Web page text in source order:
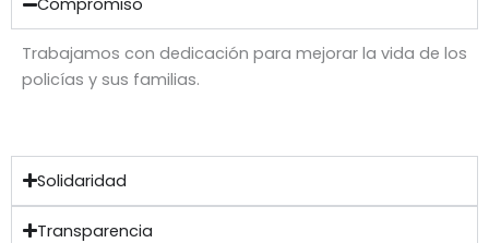
Compromiso
Trabajamos con dedicación para mejorar la vida de los
policías y sus familias.
Solidaridad
Transparencia